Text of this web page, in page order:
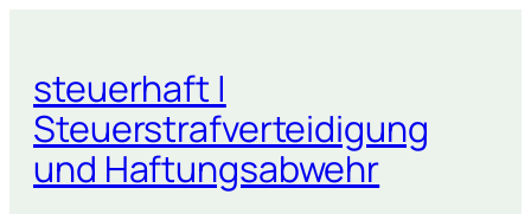
springen
steuerhaft |
Steuerstrafverteidigung
und Haftungsabwehr